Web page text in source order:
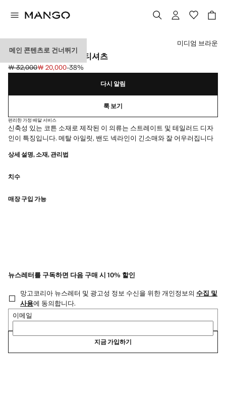
메인 콘텐츠로 건너뛰기
스트랩리스 스터디드 티셔츠
초기 가격 취소선 [￦ 32,000 ]
￦ 32,000
현재 가격 [￦ 20,000 ]
￦ 20,000-38%
색상을 선택하세요
미디엄 브라운
다시 알림
룩 보기
편리한 가정 배달 서비스
신축성 있는 코튼 소재로 제작된 이 의류는 스트레이트 및 테일러드 디자
인이 특징입니다. 메탈 아일릿, 밴도 넥라인이 긴소매와 잘 어우러집니다
상세 설명, 소재, 관리법
치수
매장 구입 가능
뉴스레터를 구독하면 다음 구매 시 10% 할인
망고코리아 뉴스레터 및 광고성 정보 수신을 위한 개인정보의 수집 및
사용에 동의합니다.
이메일
지금 가입하기